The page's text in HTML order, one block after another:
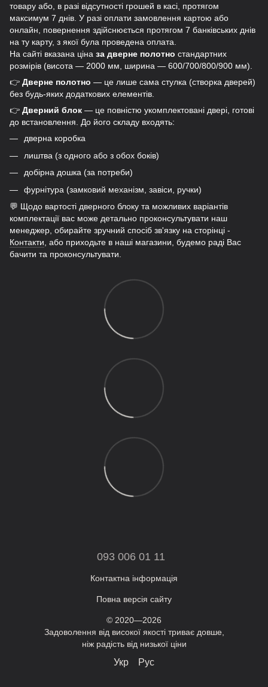
товару або, в разі відсутності грошей в касі, протягом
максимум 7 днів. У разі оплати замовлення картою або
онлайн, повернення здійснюється протягом 7 банківських днів
на ту карту, з якої була проведена оплата.
На сайті вказана ціна за дверне полотно стандартних
розмірів (висота — 2000 мм, ширина — 600/700/800/900 мм).
👉 Дверне полотно — це лише сама стулка (створка дверей)
без будь-яких додаткових елементів.
👉 Дверний блок — це повністю укомплектовані двері, готові
до встановлення. До його складу входять:
дверна коробка
лиштва (з одного або з обох боків)
добірна дошка (за потреби)
фурнітура (замковий механізм, завіси, ручки)
💬 Щодо вартості дверного блоку та можливих варіантів
комплектації вас може детально проконсультувати наш
менеджер, обирайте зручний спосіб зв'язку на сторінці -
Контакти , або приходьте в наші магазини, будемо раді Вас
бачити та проконсультувати.
093 006 01 11
Контактна інформація
Повна версія сайту
© 2020—2026
Задоволення від високої якості триває довше,
ніж радість від низької ціни
Укр Рус